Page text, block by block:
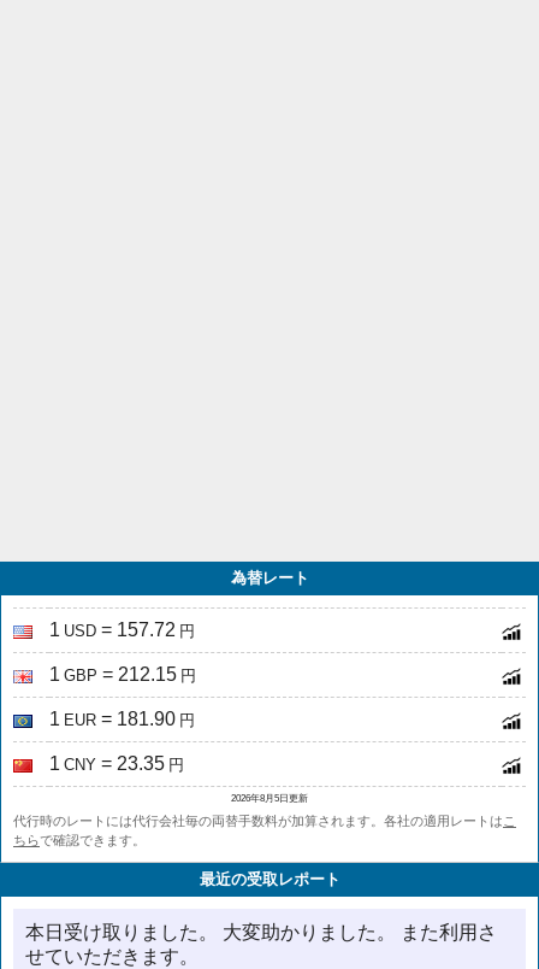
為替レート
1 USD = 157.72 円
1 GBP = 212.15 円
1 EUR = 181.90 円
1 CNY = 23.35 円
2026年8月5日更新
代行時のレートには代行会社毎の両替手数料が加算されます。各社の適用レートはこ
ちらで確認できます。
最近の受取レポート
本日受け取りました。 大変助かりました。 また利用さ
せていただきます。